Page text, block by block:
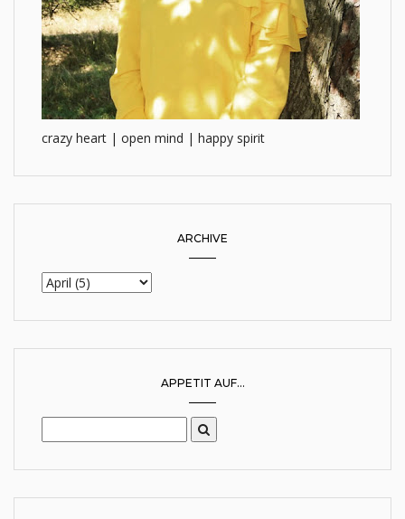
crazy heart | open mind | happy spirit
ARCHIVE
APPETIT AUF...